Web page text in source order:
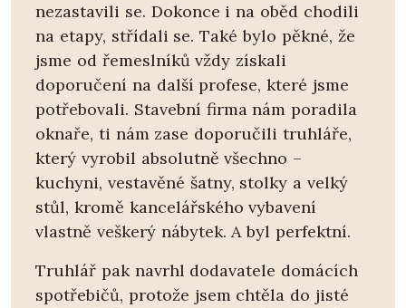
nezastavili se. Dokonce i na oběd chodili
na etapy, střídali se. Také bylo pěkné, že
jsme od řemeslníků vždy získali
doporučení na další profese, které jsme
potřebovali. Stavební firma nám poradila
oknaře, ti nám zase doporučili truhláře,
který vyrobil absolutně všechno –
kuchyni, vestavěné šatny, stolky a velký
stůl, kromě kancelářského vybavení
vlastně veškerý nábytek. A byl perfektní.
Truhlář pak navrhl dodavatele domácích
spotřebičů, protože jsem chtěla do jisté